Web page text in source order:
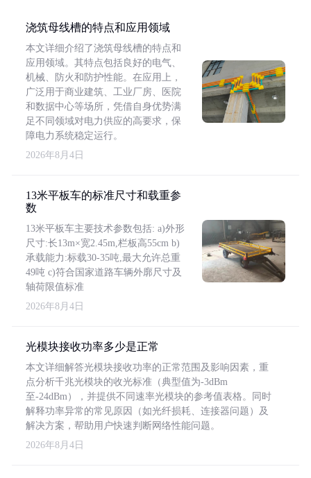
浇筑母线槽的特点和应用领域
本文详细介绍了浇筑母线槽的特点和
应用领域。其特点包括良好的电气、
机械、防火和防护性能。在应用上，
广泛用于商业建筑、工业厂房、医院
和数据中心等场所，凭借自身优势满
足不同领域对电力供应的高要求，保
障电力系统稳定运行。
2026年8月4日
13米平板车的标准尺寸和载重参
数
13米平板车主要技术参数包括: a)外形
尺寸:长13m×宽2.45m,栏板高55cm b)
承载能力:标载30-35吨,最大允许总重
49吨 c)符合国家道路车辆外廓尺寸及
轴荷限值标准
2026年8月4日
光模块接收功率多少是正常
本文详细解答光模块接收功率的正常范围及影响因素，重
点分析千兆光模块的收光标准（典型值为-3dBm
至-24dBm），并提供不同速率光模块的参考值表格。同时
解释功率异常的常见原因（如光纤损耗、连接器问题）及
解决方案，帮助用户快速判断网络性能问题。
2026年8月4日